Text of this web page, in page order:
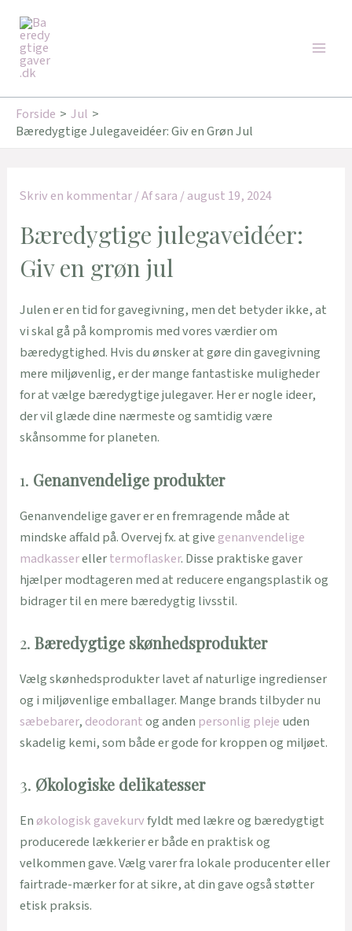
indholdet
Forside
Jul
Bæredygtige Julegaveidéer: Giv en Grøn Jul
Skriv en kommentar/ Afsara/august 19, 2024
Bæredygtige julegaveidéer:
Giv en grøn jul
Julen er en tid for gavegivning, men det betyder ikke, at
vi skal gå på kompromis med vores værdier om
bæredygtighed. Hvis du ønsker at gøre din gavegivning
mere miljøvenlig, er der mange fantastiske muligheder
for at vælge bæredygtige julegaver. Her er nogle ideer,
der vil glæde dine nærmeste og samtidig være
skånsomme for planeten.
1. Genanvendelige produkter
Genanvendelige gaver er en fremragende måde at
mindske affald på. Overvej fx. at give genanvendelige
madkasserellertermoflasker. Disse praktiske gaver
hjælper modtageren med at reducere engangsplastik og
bidrager til en mere bæredygtig livsstil.
2.Bæredygtige skønhedsprodukter
Vælg skønhedsprodukter lavet af naturlige ingredienser
og i miljøvenlige emballager. Mange brands tilbyder nu
sæbebarer, deodorantog anden personlig pleje uden
skadelig kemi, som både er gode for kroppen og miljøet.
3. Økologiske delikatesser
En økologisk gavekurvfyldt med lækre og bæredygtigt
producerede lækkerier er både en praktisk og
velkommen gave. Vælg varer fra lokale producenter eller
fairtrade-mærker for at sikre, at din gave også støtter
etisk praksis.